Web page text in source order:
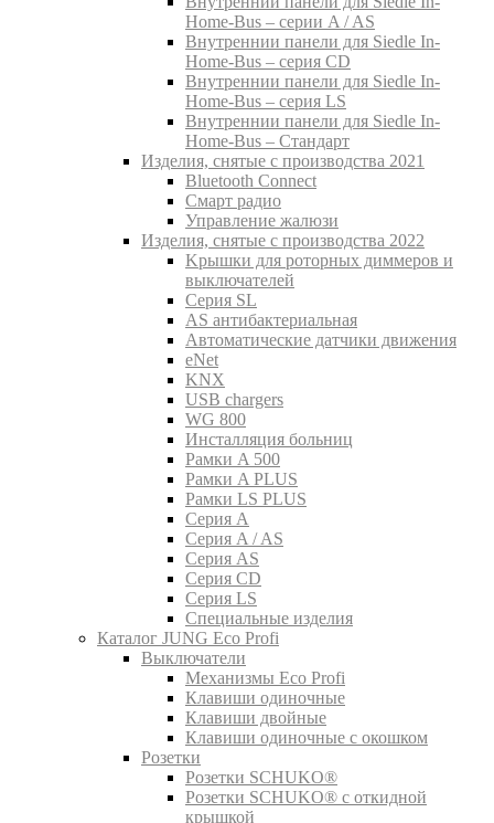
Home-Bus – серии A / AS
Внутреннии панели для Siedle In-
Home-Bus – серия CD
Внутреннии панели для Siedle In-
Home-Bus – серия LS
Внутреннии панели для Siedle In-
Home-Bus – Стандарт
Изделия, снятые с производства 2021
Bluetooth Connect
Смарт радио
Управление жалюзи
Изделия, снятые с производства 2022
Kрышки для роторных диммеров и
выключателей
Серия SL
AS антибактериальная
Aвтоматические датчики движения
eNet
KNX
USB chargers
WG 800
Инсталляция больниц
Рамки A 500
Рамки A PLUS
Рамки LS PLUS
Серия A
Серия A / AS
Серия AS
Серия CD
Серия LS
Специальные изделия
Каталог JUNG Eco Profi
Выключатели
Механизмы Eco Profi
Клавиши одиночные
Клавиши двойные
Клавиши одиночные с окошком
Розетки
Розетки SCHUKO®
Розетки SCHUKO® с откидной
крышкой